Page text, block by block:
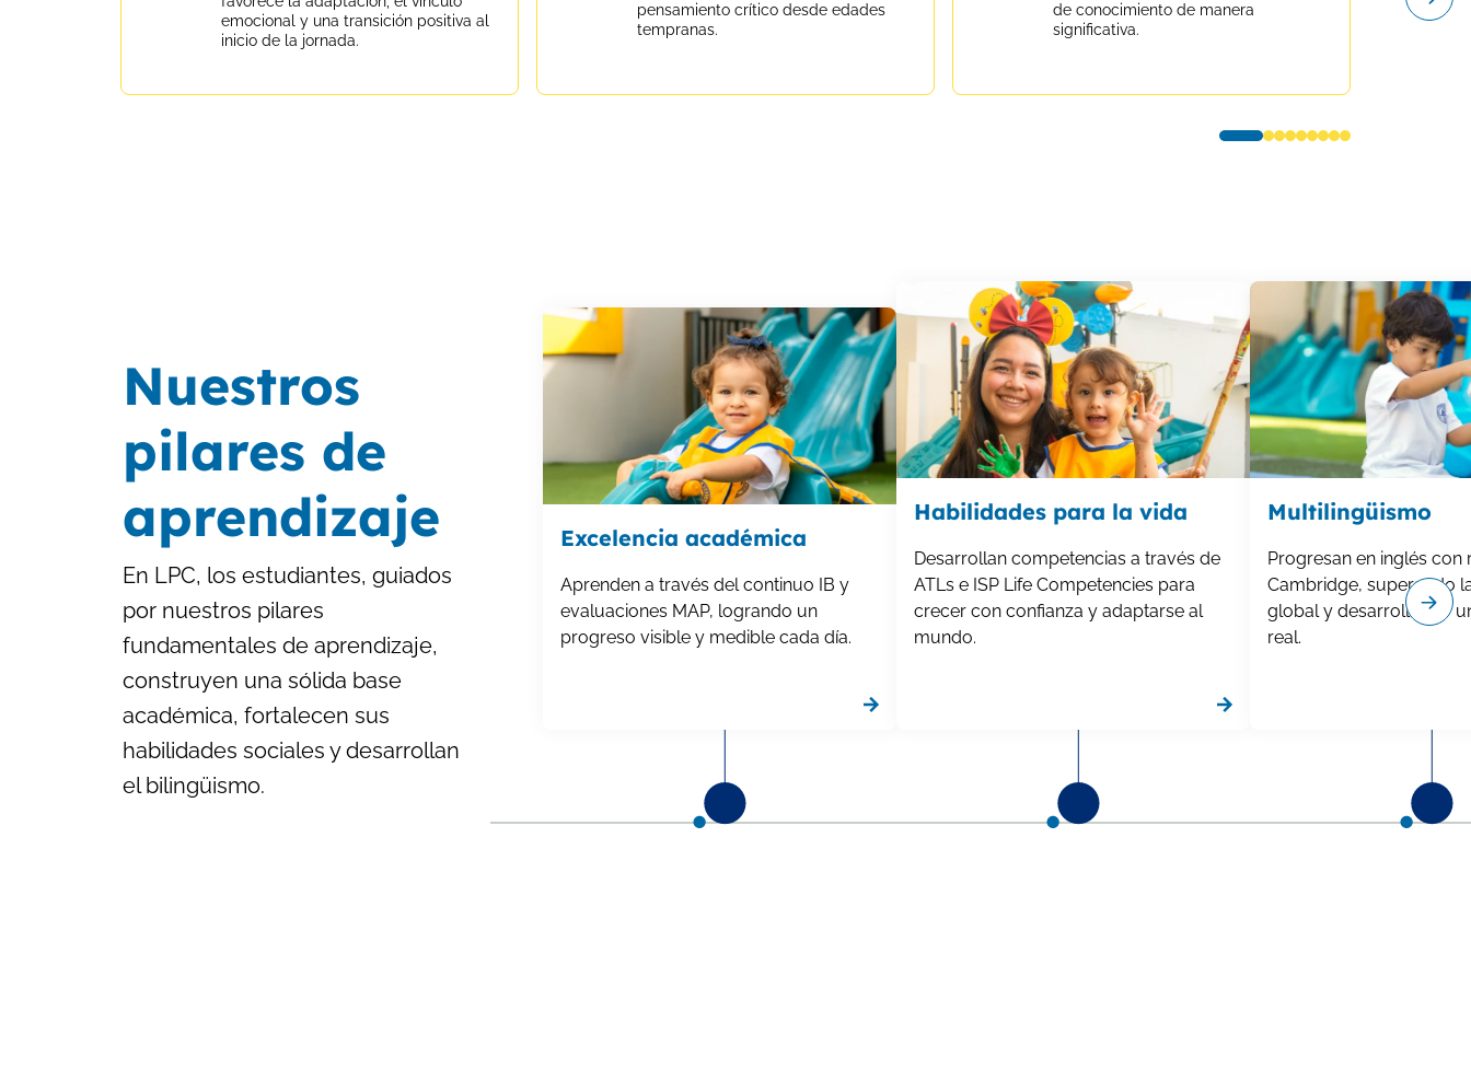
emocional y una transición positiva al
inicio de la jornada.
pensamiento crítico desde edades
tempranas.
de conocimiento de manera
significativa.
Nuestros
pilares de
aprendizaje
En LPC, los estudiantes, guiados
por nuestros pilares
fundamentales de aprendizaje,
construyen una sólida base
académica, fortalecen sus
habilidades sociales y desarrollan
el bilingüismo.
Excelencia académica
Aprenden a través del continuo IB y
evaluaciones MAP, logrando un
progreso visible y medible cada día.
Habilidades para la vida
Desarrollan competencias a través de
ATLs e ISP Life Competencies para
crecer con confianza y adaptarse al
mundo.
Multilingüismo
Progresan en inglés con
Cambridge, superando
global y desarrollando
real.